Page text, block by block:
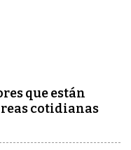
que están
cotidianas